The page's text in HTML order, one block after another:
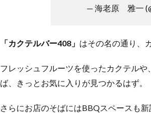
— 海老原 雅一
「カクテルバー408 」 はその名の通り、
フレッシュフルーツを使ったカクテル
ば、きっとお気に入りが見つかるはず。
さらにお店のそばにはBBQスペースも